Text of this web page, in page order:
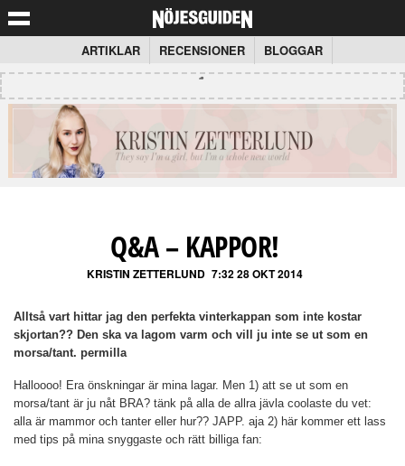
ARTIKLAR RECENSIONER BLOGGAR
Q&A – KAPPOR!
KRISTIN ZETTERLUND 7:32 28 OKT 2014
Alltså vart hittar jag den perfekta vinterkappan som inte kostar
skjortan?? Den ska va lagom varm och vill ju inte se ut som en
morsa/tant. permilla
Halloooo! Era önskningar är mina lagar. Men 1) att se ut som en
morsa/tant är ju nåt BRA? tänk på alla de allra jävla coolaste du vet:
alla är mammor och tanter eller hur?? JAPP. aja 2) här kommer ett lass
med tips på mina snyggaste och rätt billiga fan: